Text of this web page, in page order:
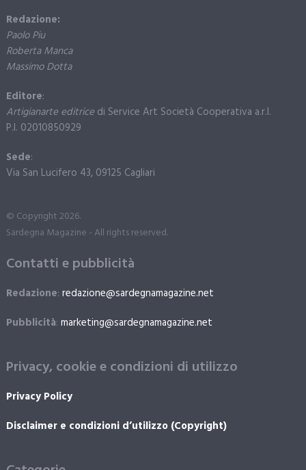
Redazione:
Paolo Piu
Roberta Manca
Massimo Dotta
Editore:
Artigianarte editricedi Service Art Società Cooperativa a.r.l.
P.I. 02010850929
Sede:
Via San Lucifero 43, 09125 Cagliari
© Copyright 2026.
Sardegna Magazine - All rights reserved.
Contatti e pubblicità
Redazione: redazione@sardegnamagazine.net
Pubblicità: marketing@sardegnamagazine.net
Privacy, cookie e condizioni di utilizzo
Privacy Policy
Disclaimer e condizioni d’utilizzo (Copyright)